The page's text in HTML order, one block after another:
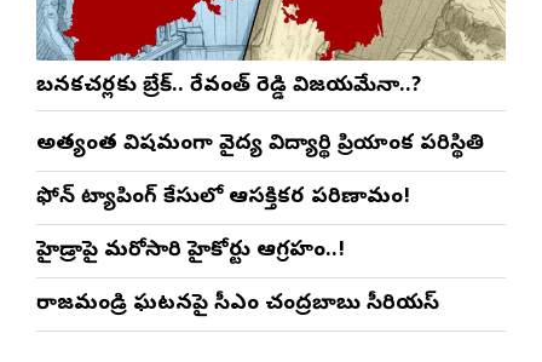
బనకచర్లకు బ్రేక్.. రేవంత్ రెడ్డి విజయమేనా..?
అత్యంత విషమంగా వైద్య విద్యార్థిని ప్రియాంక పరిస్థితి
ఫోన్ ట్యాపింగ్ కేసులో ఆసక్తికర పరిణామం!
హైడ్రాపై మరోసారి హైకోర్టు ఆగ్రహం..!
రాజమండ్రి ఘటనపై సీఎం చంద్రబాబు సీరియస్